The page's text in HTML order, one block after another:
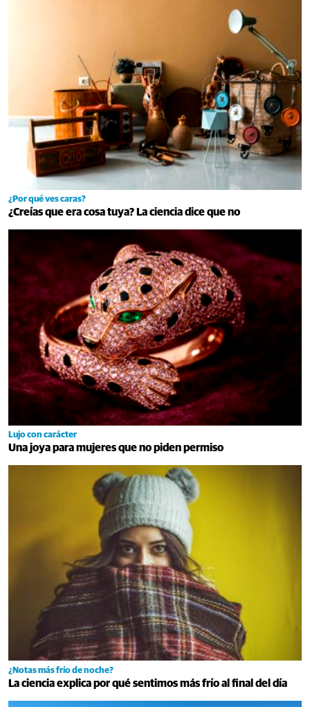
¿Por qué ves caras?
¿Creías que era cosa tuya? La ciencia dice que no
Lujo con carácter
Una joya para mujeres que no piden permiso
¿Notas más frío de noche?
La ciencia explica por qué sentimos más frío al final del día